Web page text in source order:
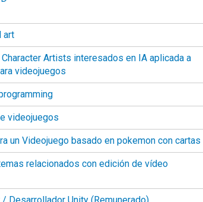
art
Artists interesados en IA aplicada a
videojuegos
videojuegos
un Videojuego basado en pokemon con cartas
relacionados con edición de vídeo